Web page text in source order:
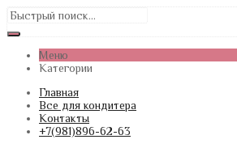
Меню
Категории
Главная
Все для кондитера
Контакты
+7(981)896-62-63